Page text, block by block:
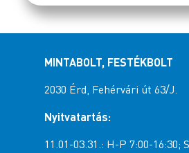
MINTABOLT, FESTÉKBOLT
2030 Érd, Fehérvári út 63/J.
Nyitvatartás:
11.01-03.31.: H-P 7:00-16:30;